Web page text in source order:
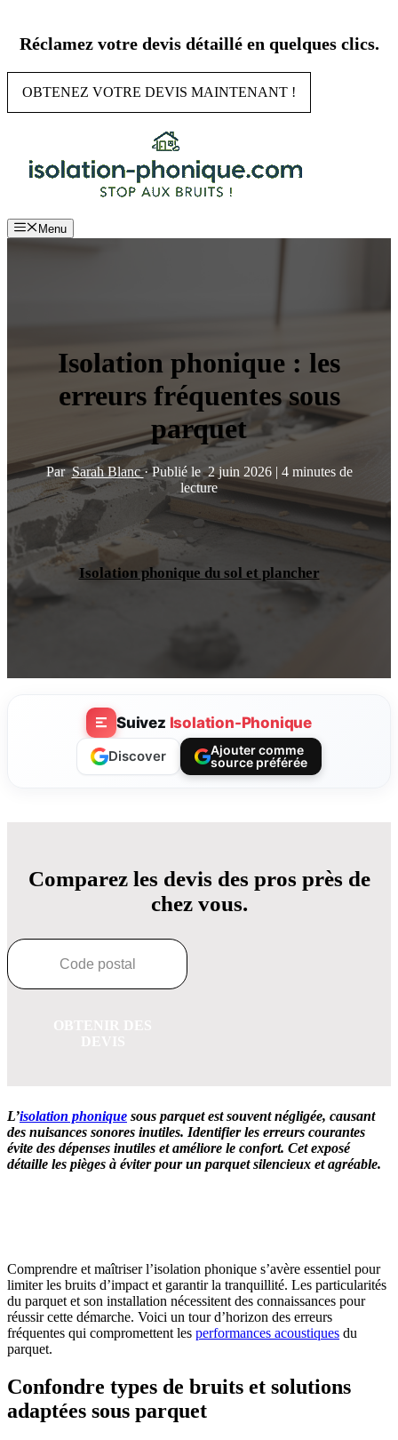
contenu
Réclamez votre devis détaillé en quelques clics.
OBTENEZ VOTRE DEVIS MAINTENANT !
Menu
Isolation phonique : les
erreurs fréquentes sous
parquet
ParSarah Blanc· Publié le2 juin 2026 | 4 minutes de
lecture
Isolation phonique du sol et plancher
Suivez Isolation-Phonique
Discover
Ajouter comme
source préférée
Comparez les devis des pros près de
chez vous.
L’isolation phonique sous parquet est souvent négligée, causant
des nuisances sonores inutiles. Identifier les erreurs courantes
évite des dépenses inutiles et améliore le confort. Cet exposé
détaille les pièges à éviter pour un parquet silencieux et agréable.
Comprendre et maîtriser l’isolation phonique s’avère essentiel pour
limiter les bruits d’impact et garantir la tranquillité. Les particularités
du parquet et son installation nécessitent des connaissances pour
réussir cette démarche. Voici un tour d’horizon des erreurs
fréquentes qui compromettent les performances acoustiques du
parquet.
Confondre types de bruits et solutions
adaptées sous parquet